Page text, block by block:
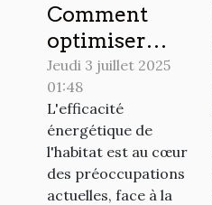
Comment
optimiser
l'efficacité
énergétique
de votre
maison ?
Jeudi 3 juillet 2025
01:48
L'efficacité
énergétique de
l'habitat est au cœur
des préoccupations
actuelles, face à la